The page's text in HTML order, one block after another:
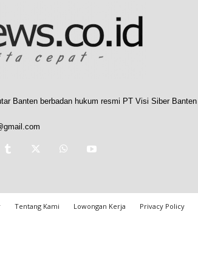
Banten berbadan hukum resmi PT Visi Siber Banten
Tentang Kami Lowongan Kerja Privacy Policy